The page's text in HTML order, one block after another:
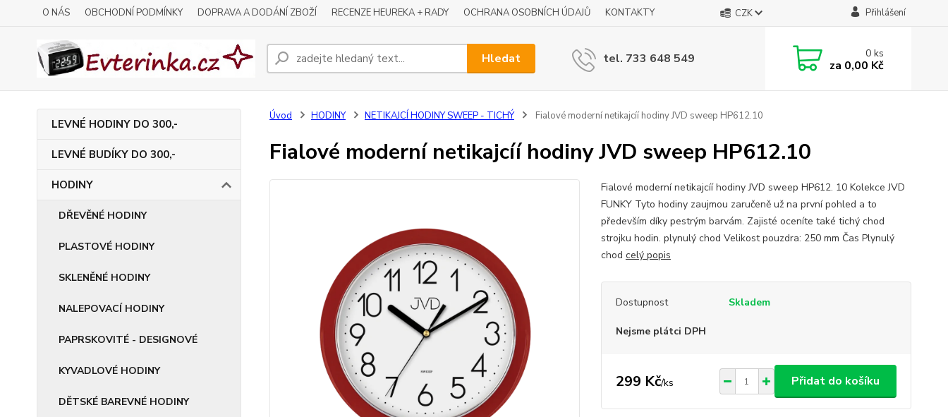
O NÁS OBCHODNÍ PODMÍNKY DOPRAVA A DODÁNÍ ZBOŽÍ RECENZE HEUREKA + RADY OCHRANA OSOBNÍCH ÚDAJŮ KONTAKTY CZK Přihlášení
Hledat tel. 733 648 549 0ks
za 0,00 Kč
LEVNÉ HODINY DO 300,-
LEVNÉ BUDÍKY DO 300,-
HODINY
DŘEVĚNÉ HODINY
PLASTOVÉ HODINY
SKLENĚNÉ HODINY
NALEPOVACÍ HODINY
PAPRSKOVITÉ - DESIGNOVÉ
KYVADLOVÉ HODINY
DĚTSKÉ BAREVNÉ HODINY
Úvod HODINY NETIKAJCÍ HODINY SWEEP - TICHÝ Fialové moderní netikajcíí hodiny JVD sweep HP612.10
Fialové moderní netikajcíí hodiny JVD sweep HP612.10
Fialové moderní netikajcíí hodiny JVD sweep HP612. 10 Kolekce JVD
FUNKY Tyto hodiny zaujmou zaručeně už na první pohled a to
především díky pestrým barvám. Zajisté oceníte také tichý chod
strojku hodin. plynulý chod Velikost pouzdra: 250 mm Čas Plynulý
chod celý popis
Dostupnost Skladem
Nejsme plátci DPH
299 Kč/ks Přidat do košíku